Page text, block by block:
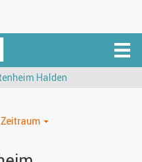
Halden
Zeitraum